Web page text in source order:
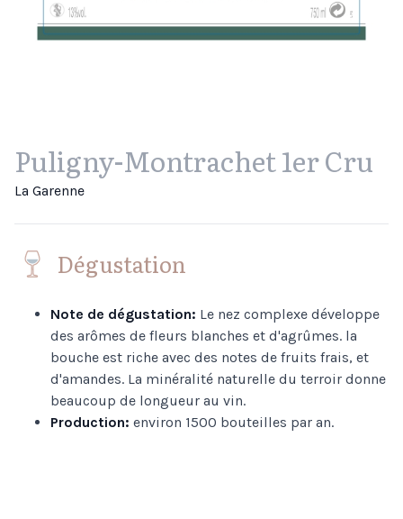
Puligny-Montrachet 1er Cru
La Garenne
Dégustation
Note de dégustation: Le nez complexe développe
des arômes de fleurs blanches et d'agrûmes. la
bouche est riche avec des notes de fruits frais, et
d'amandes. La minéralité naturelle du terroir donne
beaucoup de longueur au vin.
Production: environ 1500 bouteilles par an.